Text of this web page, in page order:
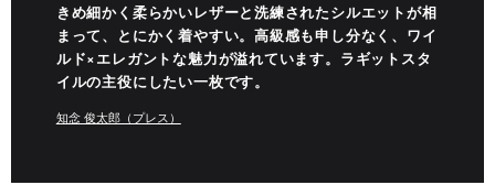
きめ細かく柔らかいレザーと洗練されたシルエットが相
まって、とにかく着やすい。高級感も申し分なく、ワイ
ルド×エレガントな魅力が溢れています。ラギットスタ
イルの主役にしたい一枚です。
知念 俊太郎（プレス）